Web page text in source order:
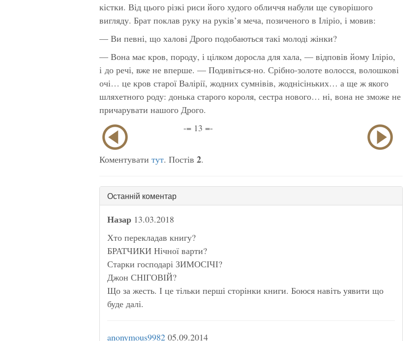
кістки. Від цього різкі риси його худого обличчя набули ще суворішого
вигляду. Брат поклав руку на руків’я меча, позиченого в Іліріо, і мовив:
— Ви певні, що халові Дрого подобаються такі молоді жінки?
— Вона має кров, породу, і цілком доросла для хала, — відповів йому Іліріо,
і до речі, вже не вперше. — Подивіться-но. Срібно-золоте волосся, волошкові
очі… це кров старої Валірії, жодних сумнівів, жоднісіньких… а ще ж якого
шляхетного роду: донька старого короля, сестра нового… ні, вона не зможе не
причарувати нашого Дрого.
-= 13 =-
Коментувати тут. Постів 2.
Останній коментар
Назар 13.03.2018
Хто перекладав книгу?
БРАТЧИКИ Нічної варти?
Старки господарі ЗИМОСІЧІ?
Джон СНІГОВІЙ?
Що за жесть. І це тільки перші сторінки книги. Боюся навіть уявити що
буде далі.
anonymous9982 05.09.2014